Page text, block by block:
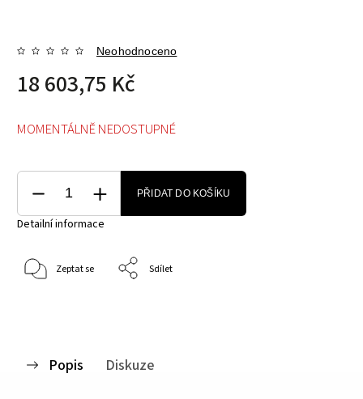
Neohodnoceno
18 603,75 Kč
MOMENTÁLNĚ NEDOSTUPNÉ
PŘIDAT DO KOŠÍKU
Detailní informace
Zeptat se Sdílet
Popis Diskuze